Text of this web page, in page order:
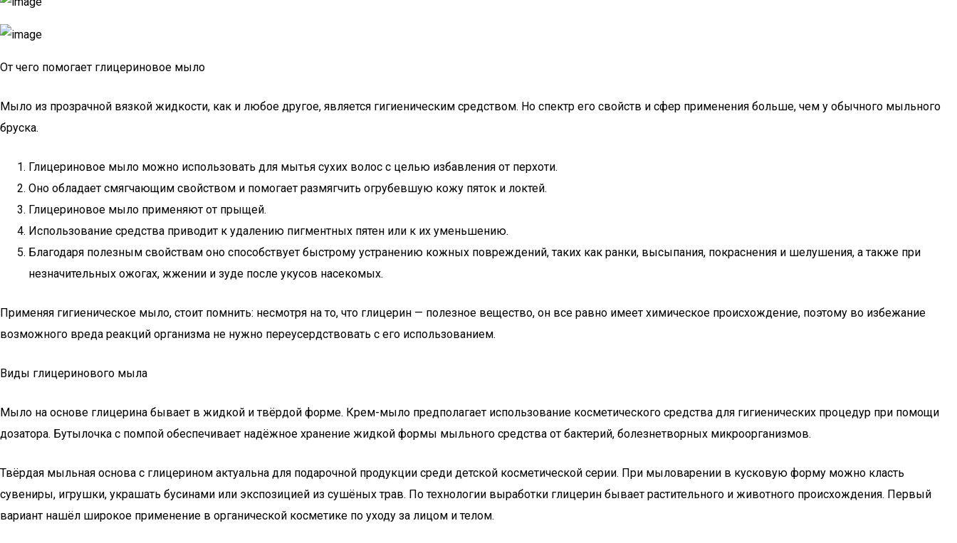
От чего помогает глицериновое мыло
Мыло из прозрачной вязкой жидкости, как и любое другое, является гигиеническим средством. Но спектр его свойств и сфер применения больше, чем у обычного мыльного
бруска.
Глицериновое мыло можно использовать для мытья сухих волос с целью избавления от перхоти.
Оно обладает смягчающим свойством и помогает размягчить огрубевшую кожу пяток и локтей.
Глицериновое мыло применяют от прыщей.
Использование средства приводит к удалению пигментных пятен или к их уменьшению.
Благодаря полезным свойствам оно способствует быстрому устранению кожных повреждений, таких как ранки, высыпания, покраснения и шелушения, а также при
незначительных ожогах, жжении и зуде после укусов насекомых.
Применяя гигиеническое мыло, стоит помнить: несмотря на то, что глицерин — полезное вещество, он все равно имеет химическое происхождение, поэтому во избежание
возможного вреда реакций организма не нужно переусердствовать с его использованием.
Виды глицеринового мыла
Мыло на основе глицерина бывает в жидкой и твёрдой форме. Крем-мыло предполагает использование косметического средства для гигиенических процедур при помощи
дозатора. Бутылочка с помпой обеспечивает надёжное хранение жидкой формы мыльного средства от бактерий, болезнетворных микроорганизмов.
Твёрдая мыльная основа с глицерином актуальна для подарочной продукции среди детской косметической серии. При мыловарении в кусковую форму можно класть
сувениры, игрушки, украшать бусинами или экспозицией из сушёных трав. По технологии выработки глицерин бывает растительного и животного происхождения. Первый
вариант нашёл широкое применение в органической косметике по уходу за лицом и телом.